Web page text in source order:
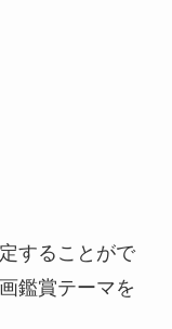
することがで
鑑賞テーマを